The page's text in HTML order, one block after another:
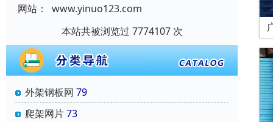
网站：
www.yinuo123.com
本站共被浏览过 7774107 次
外架钢板网 79
爬架网片73